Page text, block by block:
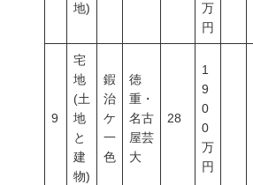
地)
万
円
9
宅
地
(土
地
と
建
物)
鍜
治
ケ
一
色
徳
重・
名古
屋芸
大
28
1
9
0
0
万
円